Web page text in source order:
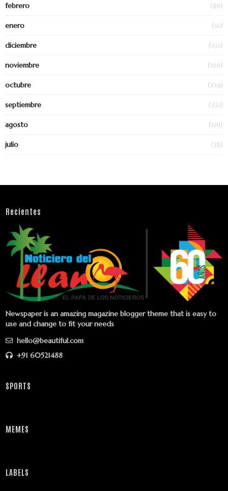
febrero (80)
enero (55)
diciembre (231)
noviembre (210)
octubre (254)
septiembre (231)
agosto (110)
julio (38)
Recientes
Newspaper is an amazing magazine blogger theme that is easy to
use and change to fit your needs
hello@beautiful.com
+91 60521488
SPORTS
MEMES
LABELS